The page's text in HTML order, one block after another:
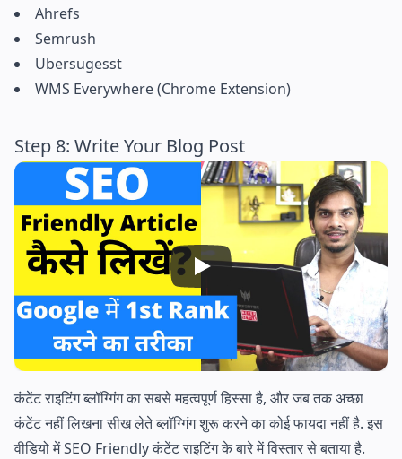
Ahrefs
Semrush
Ubersugesst
WMS Everywhere (Chrome Extension)
Step 8: Write Your Blog Post
कंटेंट राइटिंग ब्लॉग्गिंग का सबसे महत्वपूर्ण हिस्सा है, और जब तक अच्छा
कंटेंट नहीं लिखना सीख लेते ब्लॉग्गिंग शुरू करने का कोई फायदा नहीं है. इस
वीडियो में SEO Friendly कंटेंट राइटिंग के बारे में विस्तार से बताया है.